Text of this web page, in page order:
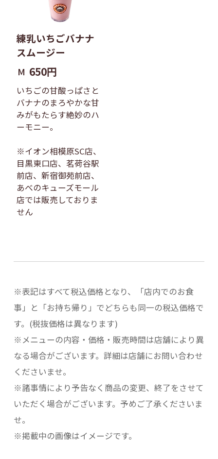
練乳いちごバナナ
スムージー
M 650円
いちごの甘酸っぱさと
バナナのまろやかな甘
みがもたらす絶妙のハ
ーモニー。
※イオン相模原SC店、
目黒東口店、茗荷谷駅
前店、新宿御苑前店、
あべのキューズモール
店では販売しておりま
せん
※表記はすべて税込価格となり、「店内でのお食
事」と「お持ち帰り」でどちらも同一の税込価格で
す。(税抜価格は異なります)
※メニューの内容・価格・販売時間は店舗により異
なる場合がございます。詳細は店舗にお問い合わせ
くださいませ。
※諸事情により予告なく商品の変更、終了をさせて
いただく場合がございます。予めご了承くださいま
せ。
※掲載中の画像はイメージです。